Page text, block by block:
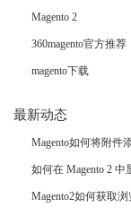
Magento 2
360magento官方推荐
magento下载
最新动态
Magento如何将附件
如何在 Magento 2
Magento2如何获取